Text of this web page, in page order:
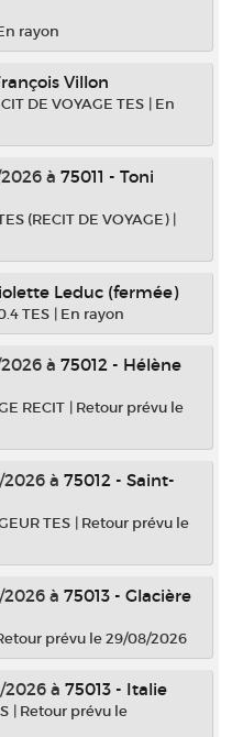
rayon
Villon
DE VOYAGE TES | En
à 75011 - Toni
(RECIT DE VOYAGE) |
Leduc (fermée)
TES | En rayon
à 75012 - Hélène
RECIT | Retour prévu le
2026 à 75012 - Saint-
TES | Retour prévu le
2026 à 75013 - Glacière
prévu le 29/08/2026
2026 à 75013 - Italie
| Retour prévu le